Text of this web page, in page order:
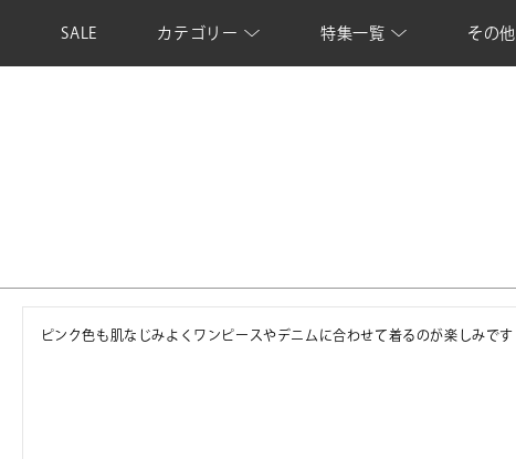
SALE カテゴリー 特集一覧 その他
ピンク色も肌なじみよくワンピースやデニムに合わせて着るのが楽しみです